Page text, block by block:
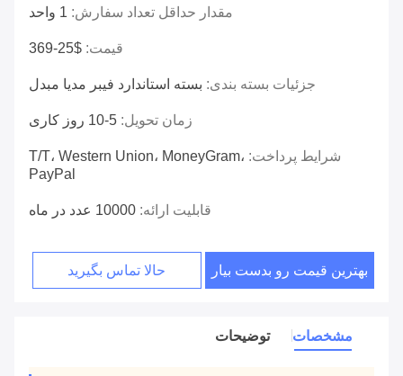
مقدار حداقل تعداد سفارش: 1 واحد
قیمت: $25-369
جزئیات بسته بندی: بسته استاندارد فیبر مدیا مبدل
زمان تحویل: 5-10 روز کاری
شرایط پرداخت: T/T، Western Union، MoneyGram،
PayPal
قابلیت ارائه: 10000 عدد در ماه
بهترین قیمت رو بدست بیار حالا تماس بگیرید
مشخصات توضیحات